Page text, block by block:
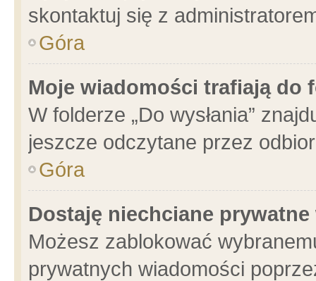
skontaktuj się z
Góra
Moje wiadomości trafiają do
W folderze „Do wysłania”
jeszcze odczytane przez
Góra
Dostaję niechciane
Możesz zablokować
prywatnych wiadomości